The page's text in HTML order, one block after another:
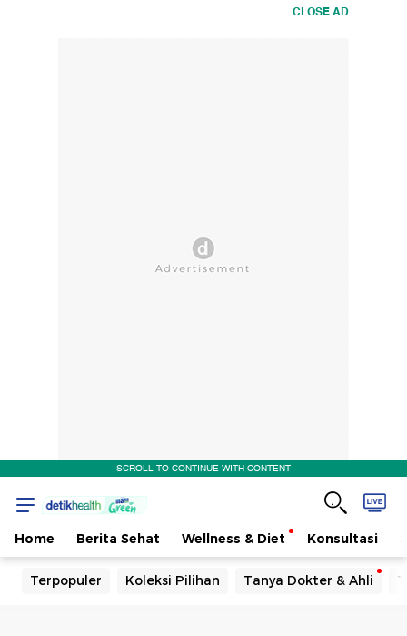
CLOSE AD
SCROLL TO CONTINUE WITH CONTENT
Home Berita Sehat Wellness & Diet Konsultasi
Terpopuler Koleksi Pilihan Tanya Dokter & Ahli